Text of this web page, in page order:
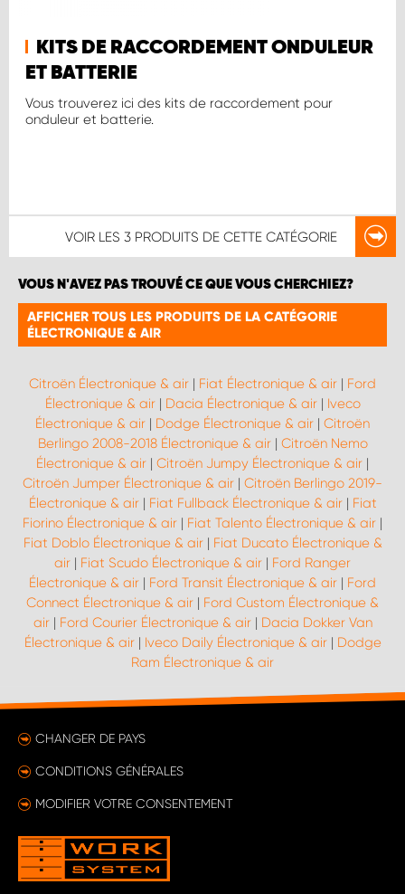
KITS DE RACCORDEMENT ONDULEUR
ET BATTERIE
Vous trouverez ici des kits de raccordement pour
onduleur et batterie.
VOIR LES 3 PRODUITS DE CETTE CATÉGORIE
VOUS N'AVEZ PAS TROUVÉ CE QUE VOUS CHERCHIEZ?
AFFICHER TOUS LES PRODUITS DE LA CATÉGORIE
ÉLECTRONIQUE & AIR
Citroën Électronique & air | Fiat Électronique & air | Ford
Électronique & air| Dacia Électronique & air| Iveco
Électronique & air | Dodge Électronique & air | Citroën
Berlingo 2008-2018 Électronique & air| Citroën Nemo
Électronique & air | Citroën Jumpy Électronique & air |
Citroën Jumper Électronique & air | Citroën Berlingo 2019-
Électronique & air| Fiat Fullback Électronique & air| Fiat
Fiorino Électronique & air | Fiat Talento Électronique & air |
Fiat Doblo Électronique & air| Fiat Ducato Électronique &
air | Fiat Scudo Électronique & air | Ford Ranger
Électronique & air | Ford Transit Électronique & air | Ford
Connect Électronique & air | Ford Custom Électronique &
air| Ford Courier Électronique & air| Dacia Dokker Van
Électronique & air| Iveco Daily Électronique & air| Dodge
Ram Électronique & air
CHANGER DE PAYS
CONDITIONS GÉNÉRALES
MODIFIER VOTRE CONSENTEMENT